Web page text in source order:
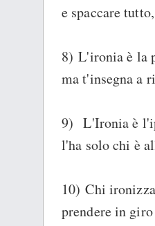
e spaccare
8) L'ironia è la
ma t'insegna a
9) L'Ironia è
l'ha solo chi è
10) Chi
prendere in